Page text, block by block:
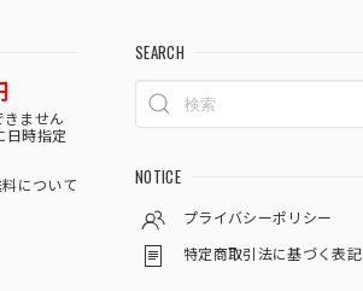
きません
日時指定
について
SEARCH
NOTICE
プライバシーポリシー
特定商取引法に基づく表記